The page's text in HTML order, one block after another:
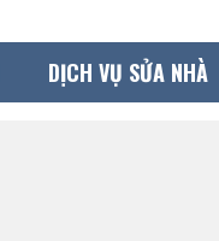
DỊCH VỤ SỬA NHÀ